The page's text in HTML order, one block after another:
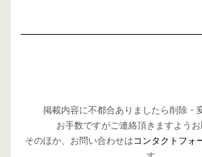
掲載内容に不都合ありましたら削除・
お手数ですがご連絡頂きますようお
そのほか、お問い合わせはコンタクトフォ